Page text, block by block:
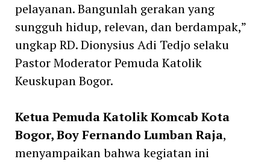
pelayanan. Bangunlah gerakan yang
sungguh hidup, relevan, dan berdampak,”
ungkap RD. Dionysius Adi Tedjo selaku
Pastor Moderator Pemuda Katolik
Keuskupan Bogor.
Ketua Pemuda Katolik Komcab Kota
Bogor, Boy Fernando Lumban Raja,
menyampaikan bahwa kegiatan ini